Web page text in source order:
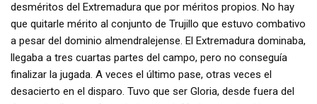
desméritos del Extremadura que por méritos propios. No hay
que quitarle mérito al conjunto de Trujillo que estuvo combativo
a pesar del dominio almendralejense. El Extremadura dominaba,
llegaba a tres cuartas partes del campo, pero no conseguía
finalizar la jugada. A veces el último pase, otras veces el
desacierto en el disparo. Tuvo que ser Gloria, desde fuera del